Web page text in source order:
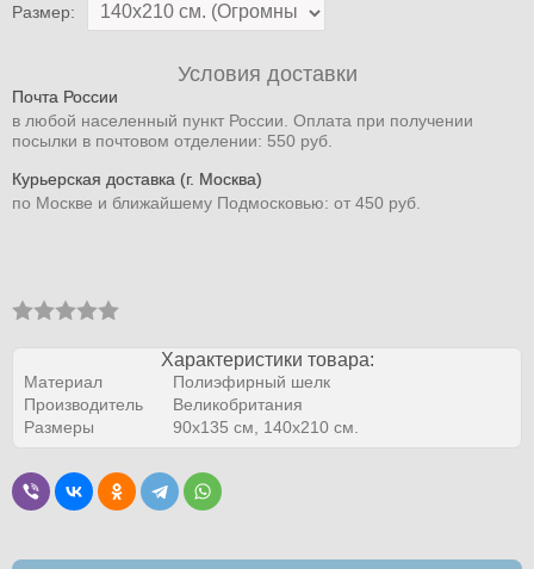
Размер:
Условия доставки
Почта России
в любой населенный пункт России. Оплата при получении
посылки в почтовом отделении: 550 руб.
Курьерская доставка (г. Москва)
по Москве и ближайшему Подмосковью: от 450 руб.
Характеристики товара:
Материал
Полиэфирный шелк
Производитель
Великобритания
Размеры
90х135 см, 140х210 см.